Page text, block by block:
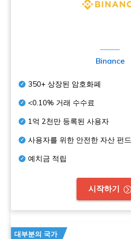
Binance
350+ 상장된 암호화폐
<0.10% 거래 수수료
1억 2천만 등록된 사용자
사용자를 위한 안전한 자산 펀드
예치금 적립
시작하기
대부분의 국가